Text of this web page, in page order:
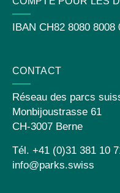
IBAN CH82 8080 8008
CONTACT
Réseau des parcs
Monbijoustrasse 61
CH-3007 Berne
Tél. +41 (0)31 381 10
info@parks.swiss